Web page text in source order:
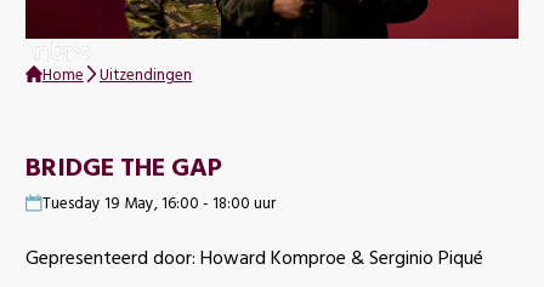
Home Uitzendingen
BRIDGE THE GAP
Tuesday 19 May, 16:00 - 18:00 uur
Gepresenteerd door: Howard Komproe & Serginio Piqué